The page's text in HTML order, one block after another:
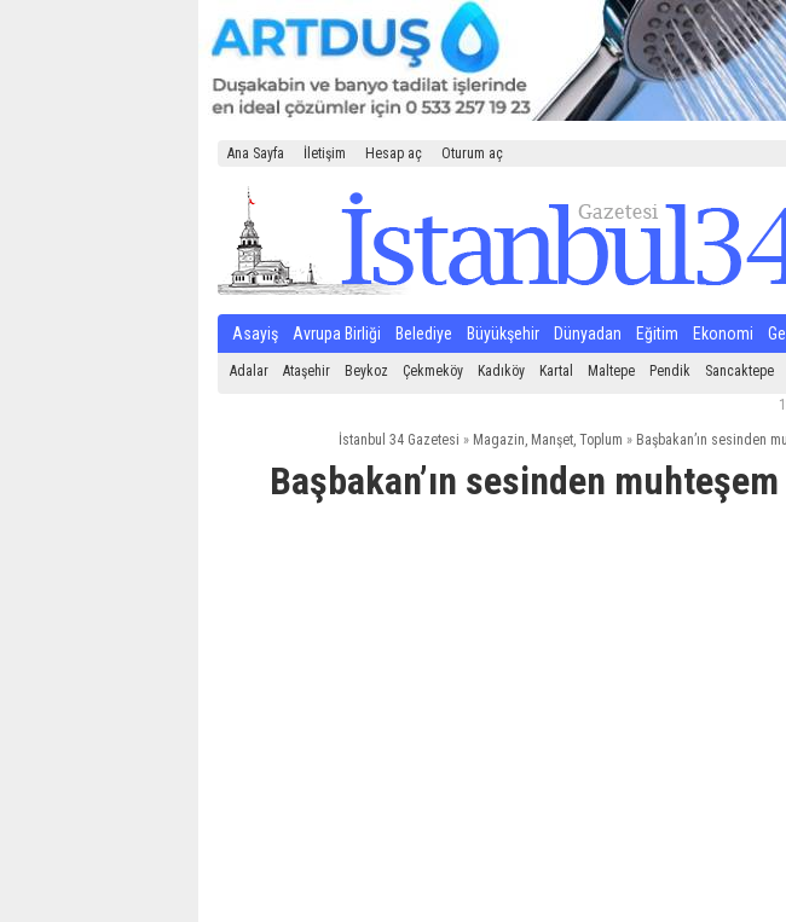
Ana Sayfa İletişim Hesap aç Oturum aç
Asayiş Avrupa Birliği Belediye Büyükşehir Dünyadan Eğitim Ekonomi
Adalar Ataşehir Beykoz Çekmeköy Kadıköy Kartal Maltepe Pendik Sancaktepe
İstanbul 34 Gazetesi » Magazin, Manşet, Toplum » Başbakan’ın sesinden
Başbakan’ın sesinden